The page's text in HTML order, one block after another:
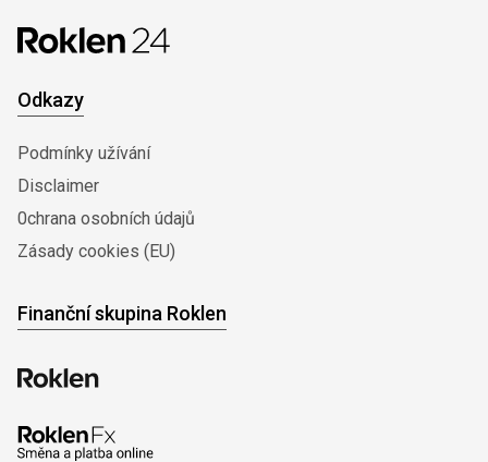
Odkazy
Podmínky užívání
Disclaimer
0chrana osobních údajů
Zásady cookies (EU)
Finanční skupina Roklen